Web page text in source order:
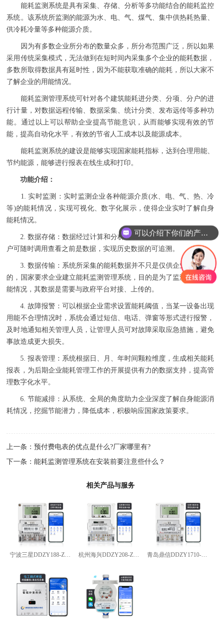
能耗监测系统是具有采集、存储、分析等多功能结合的能耗监控
系统。该系统所监测的能源为水、电、气、煤气、集中供热耗热量、
供冷耗冷量等多种能源介质。
因为有多数企业所分布的数量众多，所分布范围广泛，所以如果
采用传统采集模式，无法做到在短时间内采集多个企业的能耗数据，
多数所取得数据具有延时性，因为不能获取准确的能耗，所以大家不
了解企业的用能情况。
能耗监测管理系统可针对各个建筑能耗进分类、分项、分户的进
行计量，对数据远程传输、数据采集、统计分类、发布远传等多种功
能。通过以上可以帮助企业提高节能意识，从而能够实现有效的节
能，提高自动化水平，有效的节省人工成本以及能源成本。
能耗监测系统的建设是能够实现国家能耗指标，达到合理用能、
节约能源，能够进行报表在线生成和打印。
功能介绍：
1. 实时监测：实时监测企业各种能源介质(水、电、气、热、冷
等)的能耗情况，实现可视化、数字化展示，使得企业实时了解自身
能耗情况。
2. 数据存储：数据经过计算和分析之后，会存储到数据库中，用
户可随时调用查看之前是数据，实现历史数据的可追溯。
3. 数据传输：系统所采集的能耗数据并不只是仅供企业内部使用
的，国家要求企业建立能耗监测管理系统，目的是为了监测企业的用
能情况，其数据是需要与政府平台对接、上传的。
4. 故障报警：可以根据企业需求设置能耗阈值，当某一设备出现
用能不合理情况时，系统会通过短信、电话、弹窗等形式进行报警，
及时地通知相关管理人员，让管理人员可对故障采取应急措施，避免
事故造成更大损失。
5. 报表管理：系统根据日、月、年时间颗粒维度，生成相关能耗
报表，为后期企业能耗管理工作的开展提供有力的数据支持，提高管
理数字化水平。
6. 节能减排：从系统、全局的角度助力企业深度了解自身能源消
耗情况，挖掘节能潜力，降低成本，积极响应国家政策要求。
上一条：预付费电表的优点是什么?厂家哪里有?
下一条：能耗监测管理系统在安装前要注意些什么？
相关产品与服务
宁波三星DDZY188-Z型4G通讯智能电能表杭州海兴DDZY208-Z型RS485通讯智能电能表
青岛鼎信DDZY1710-Z型单
可以介绍下你们的产品么